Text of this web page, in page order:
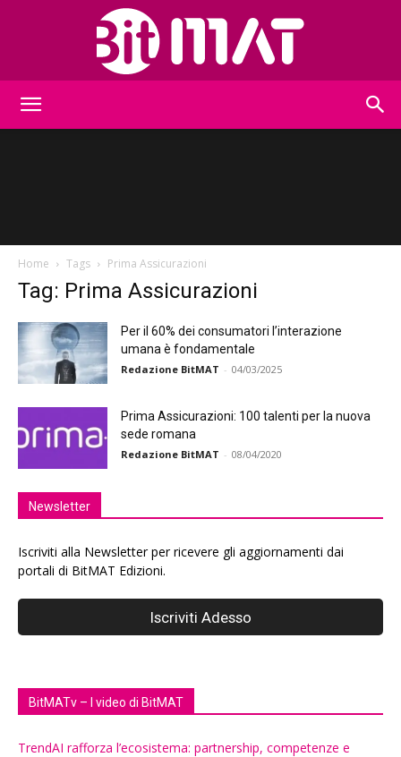
Home Tags Prima Assicurazioni
Tag: Prima Assicurazioni
Per il 60% dei consumatori l’interazione
umana è fondamentale
Redazione BitMAT - 04/03/2025
Prima Assicurazioni: 100 talenti per la nuova
sede romana
Redazione BitMAT - 08/04/2020
Newsletter
Iscriviti alla Newsletter per ricevere gli aggiornamenti dai
portali di BitMAT Edizioni.
BitMATv – I video di BitMAT
TrendAI rafforza l’ecosistema: partnership, competenze e